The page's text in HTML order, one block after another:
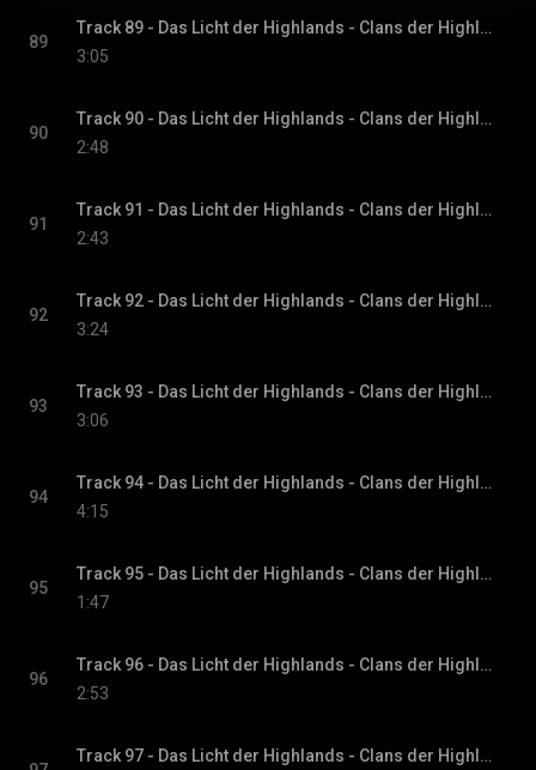
89
Track 89 - Das Licht der Highlands - Clans der Highlands-Reihe, Band 1
3:05
90
Track 90 - Das Licht der Highlands - Clans der Highlands-Reihe, Band 1
2:48
91
Track 91 - Das Licht der Highlands - Clans der Highlands-Reihe, Band 1
2:43
92
Track 92 - Das Licht der Highlands - Clans der Highlands-Reihe, Band 1
3:24
93
Track 93 - Das Licht der Highlands - Clans der Highlands-Reihe, Band 1
3:06
94
Track 94 - Das Licht der Highlands - Clans der Highlands-Reihe, Band 1
4:15
95
Track 95 - Das Licht der Highlands - Clans der Highlands-Reihe, Band 1
1:47
96
Track 96 - Das Licht der Highlands - Clans der Highlands-Reihe, Band 1
2:53
Track 97 - Das Licht der Highlands - Clans der Highlands-Reihe, Band 1